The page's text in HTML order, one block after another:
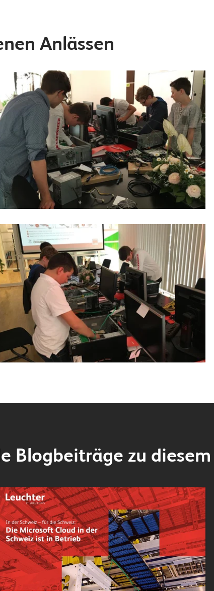
Anlässen
Blogbeiträge zu